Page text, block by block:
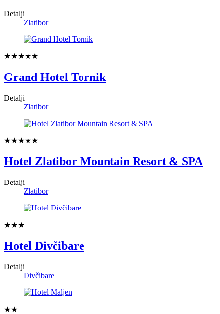
Detalji
Zlatibor
★★★★★
Grand Hotel Tornik
Detalji
Zlatibor
★★★★★
Hotel Zlatibor Mountain Resort & SPA
Detalji
Zlatibor
★★★
Hotel Divčibare
Detalji
Divčibare
★★